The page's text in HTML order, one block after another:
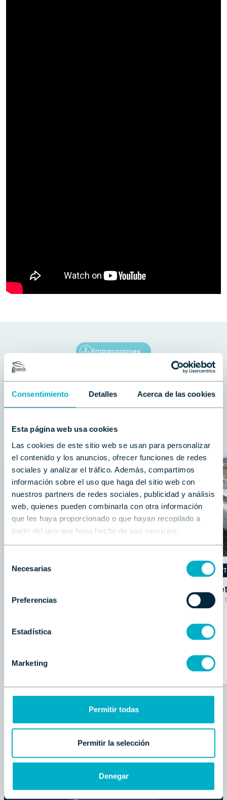
Consentimiento Detalles Acerca de las cookies
Esta página web usa cookies
Las cookies de este sitio web se usan para personalizar
el contenido y los anuncios, ofrecer funciones de redes
sociales y analizar el tráfico. Además, compartimos
información sobre el uso que haga del sitio web con
nuestros partners de redes sociales, publicidad y análisis
web, quienes pueden combinarla con otra información
que les haya proporcionado o que hayan recopilado a
partir del uso que haya hecho de sus servicios.
Necesarias
Preferencias
Estadística
Marketing
Permitir todas
Permitir la selección
Denegar
Embarcaciones
Ofertas
relacionadas
Consulta las ofertas destacadas de nuestro stock
BENETEAU
Nuevo | 8.99 m | 2 cabinas |
PVP(IVA incluido)